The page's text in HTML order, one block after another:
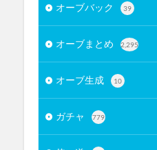
オーブバック 39
オーブまとめ 2,295
オーブ生成 10
ガチャ 779